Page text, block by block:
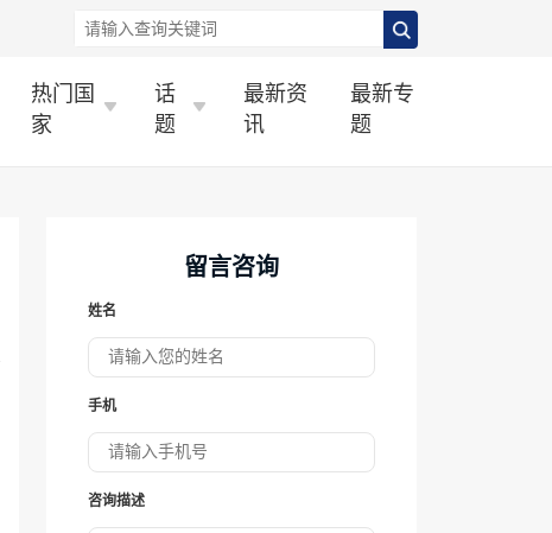
热门国
家
话
题
最新资
讯
最新专
题
留言咨询
姓名
手机
咨询描述